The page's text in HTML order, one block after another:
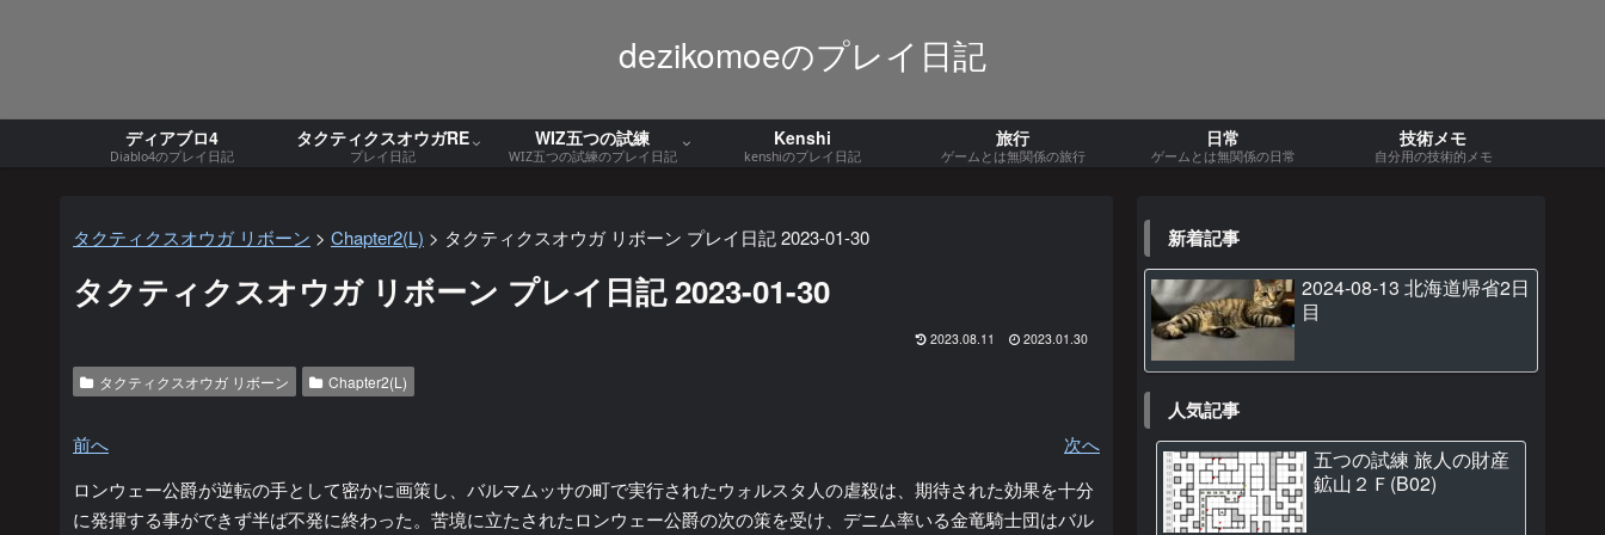
dezikomoeのプレイ日記
ディアブロ4
Diablo4のプレイ日記
タクティクスオウガRE
プレイ日記
WIZ五つの試練
WIZ五つの試練のプレイ日記
Kenshi
kenshiのプレイ日記
旅行
ゲームとは無関係の旅行
日常
ゲームとは無関係の日常
技術メモ
自分用の技術的メモ
タクティクスオウガ リボーン > Chapter2(L) > タクティクスオウガ リボーン プレイ日記 2023-01-30
タクティクスオウガ リボーン プレイ日記 2023-01-30
2023.08.11 2023.01.30
タクティクスオウガ リボーン Chapter2(L)
前へ
次へ
ロンウェー公爵が逆転の手として密かに画策し、バルマムッサの町で実行されたウォルスタ人の虐殺は、期待された効果を十分
に発揮する事ができず半ば不発に終わった。苦境に立たされたロンウェー公爵の次の策を受け、デニム率いる金竜騎士団はバル
新着記事
2024-08-13 北海道帰省2日
目
人気記事
五つの試練 旅人の財産
鉱山２Ｆ(B02)